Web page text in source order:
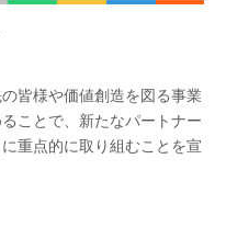
皆様や価値創造を図る事業
ことで、新たなパートナー
重点的に取り組むことを宣